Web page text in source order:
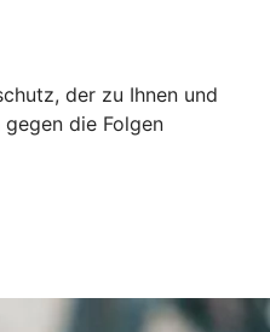
der zu Ihnen und
die Folgen